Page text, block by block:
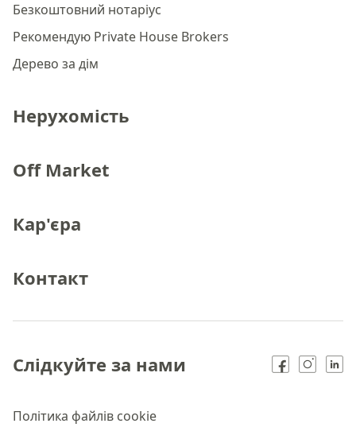
Безкоштовний нотаріус
Рекомендую Private House Brokers
Дерево за дім
Нерухомість
Off Market
Кар'єра
Контакт
Політика файлів cookie
Слідкуйте за нами